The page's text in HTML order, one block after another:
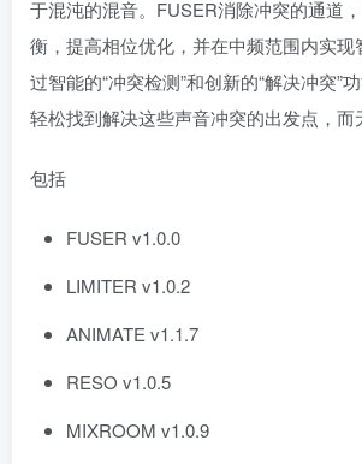
于混沌的混音。FUSER消除冲突的通道
衡，提高相位优化，并在中频范围内实现
过智能的“冲突检测”和创新的“解决冲突”
轻松找到解决这些声音冲突的出发点，而
包括
FUSER v1.0.0
LIMITER v1.0.2
ANIMATE v1.1.7
RESO v1.0.5
MIXROOM v1.0.9